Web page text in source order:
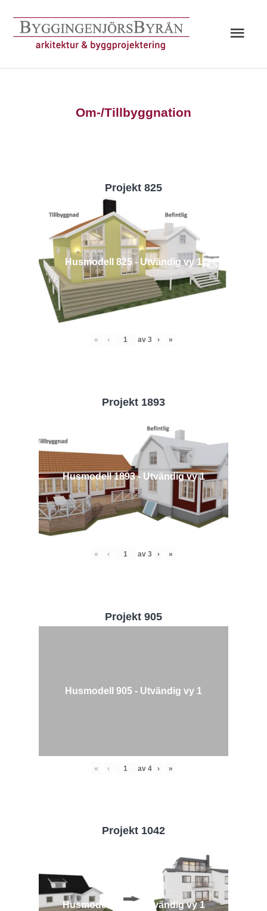
innehåll
Om-/Tillbyggnation
Projekt 825
Husmodell 825 - Utvändig vy 1
« ‹ av 3 › »
Projekt 1893
Husmodell 1893 - Utvändig vy 1
« ‹ av 3 › »
Projekt 905
Husmodell 905 - Utvändig vy 1
« ‹ av 4 › »
Projekt 1042
Husmodell 1042 - Utvändig vy 1